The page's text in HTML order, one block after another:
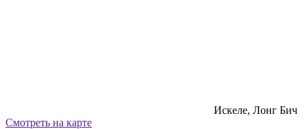
Искеле, Лонг Бич
Смотреть на карте